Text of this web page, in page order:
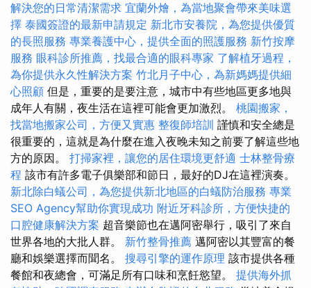
解決您的日常清潔需求 宜蘭外燴，為當地聚會帶來美味選
擇 泰國簽證的最新申請規定 新北市安養院，為您提供優質
的長照服務 專業養護中心，提供全面的照護服務 新竹按摩
服務 眼科診所推薦，找最合適的眼科專家 了解植牙過程，
為你提供永久性解決方案 竹北月子中心，為新媽媽提供細
心照顧 但是，重要的是要注意，城市中有些地區更多地與
成年人有關，夜生活在這裡可能會更加激烈。 桃園搬家，
找當地搬家公司，方便又實惠 整復師培訓 謹慎和安全總是
很重要的，這就是為什麼在進入夜晚未知之前要了解這些地
方的原因。 打掃家裡，讓您的居住環境更舒適 士林整骨療
程 該市有許多電子俱樂部和節日，最好的DJ在這裡演奏。
新北除白蟻公司，為您提供新北地區的白蟻防治服務 專業
SEO Agency幫助你實現成功 附近牙科診所，方便快捷的
口腔健康解決方案 超音樂節也在邁阿密舉行，吸引了來自
世界各地的大批人群。 新竹整骨推薦 邁阿密以其豐富的餐
廳和娛樂選擇而聞名。 搜尋引擎的運作原理 該市提供各種
餐館和夜總會，可滿足所有口味和烹飪慾望。 提供海外抓